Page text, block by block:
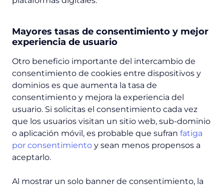
Mayores tasas de consentimiento y mejor
experiencia de usuario
Otro beneficio importante del intercambio de
consentimiento de cookies entre dispositivos y
dominios es que aumenta la tasa de
consentimiento y mejora la experiencia del
usuario. Si solicitas el consentimiento cada vez
que los usuarios visitan un sitio web, sub-dominio
o aplicación móvil, es probable que sufran fatiga
por consentimiento y sean menos propensos a
aceptarlo.
Al mostrar un solo banner de consentimiento, la